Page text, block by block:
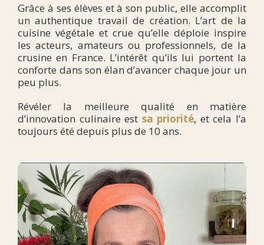
Grâce à ses élèves et à son public, elle accomplit
un authentique travail de création. L’art de la
cuisine végétale et crue qu’elle déploie inspire
les acteurs, amateurs ou professionnels, de la
crusine en France. L’intérêt qu’ils lui portent la
conforte dans son élan d’avancer chaque jour un
peu plus.
Révéler la meilleure qualité en matière
d’innovation culinaire est sa priorité, et cela l’a
toujours été depuis plus de 10 ans.